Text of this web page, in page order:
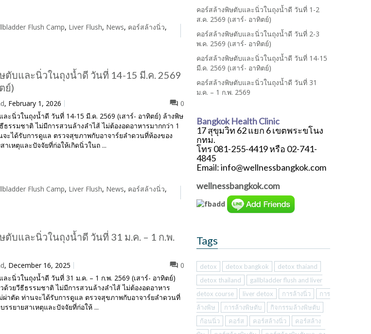
Flush Camp, Liver Flush, News, คอร์สล้างนิ่ว,
ตับและนิ่วในถุงน้ำดี วันที่ 14-15 มี.ค. 2569
ย์)
, February 1, 2026
0
ะนิ่วในถุงน้ำดี วันที่ 14-15 มี.ค. 2569 (เสาร์- อาทิตย์) ล้างพิษ
รรมชาติ ไม่มีการสวนล้างลำไส้ ไม่ต้องอดอาหารมากกว่า 1
ะได้รับการดูแล ตรวจสุขภาพกับอาจาร์ยลำดวนที่ห้องของ
าเหตุและปัจจัยที่ก่อให้เกิดนิ่วในถ ...
Flush Camp, Liver Flush, News, คอร์สล้างนิ่ว,
ตับและนิ่วในถุงน้ำดี วันที่ 31 ม.ค. – 1 ก.พ.
, December 16, 2025
0
ะนิ่วในถุงน้ำดี วันที่ 31 ม.ค. – 1 ก.พ. 2569 (เสาร์- อาทิตย์)
ด้วยวีธีธรรมชาติ ไม่มีการสวนล้างลำไส้ ไม่ต้องอดอาหาร
ผ่าตัด ท่านจะได้รับการดูแล ตรวจสุขภาพกับอาจาร์ยลำดวนที่
รรยายสาเหตุและปัจจัยที่ก่อให้ ...
คอร์สล้างพิษตับและนิ่วในถุงน้ำดี วันที่ 1-2
ส.ค. 2569 (เสาร์- อาทิตย์)
คอร์สล้างพิษตับและนิ่วในถุงน้ำดี วันที่ 2-3
พ.ค. 2569 (เสาร์- อาทิตย์)
คอร์สล้างพิษตับและนิ่วในถุงน้ำดี วันที่ 14-15
มี.ค. 2569 (เสาร์- อาทิตย์)
คอร์สล้างพิษตับและนิ่วในถุงน้ำดี วันที่ 31
ม.ค. – 1 ก.พ. 2569
Bangkok Health Clinic
17 สุขุมวิท 62 แยก 6 เขตพระขโนง
กทม.
โทร 081-255-4419 หรือ 02-741-
4845
Email: info@wellnessbangkok.com
wellnessbangkok.com
Tags
detox detox bangkok
detox thaiand
detox thailand
gallbladder flush and liver
detox course
liver detox การล้างนิ่ว
การ
ล้างพิษ
การล้างพิษตับ
กิจกรรมล้างพิษตับ
ก้อนนิ่ว
คอร์ส คอร์สล้างนิ่ว
คอร์สล้าง